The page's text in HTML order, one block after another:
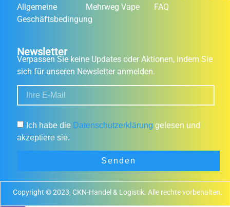
Allgemeine
Geschäftsbedingung
Mehrweg Vape
FAQ
Newsletter
Verpassen Sie keine Updates oder Aktionen, indem Sie
sich für unseren Newsletter anmelden.
Ich habe die Datenschutzerklärung gelesen und
akzeptiere sie.
Senden
Copyright © 2023, CKN-Handel & Logistik. Alle rechte vorbehalten.